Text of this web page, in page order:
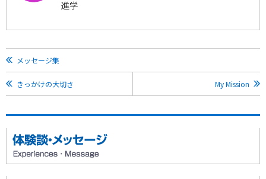
進学
メッセージ集
きっかけの大切さ My Mission